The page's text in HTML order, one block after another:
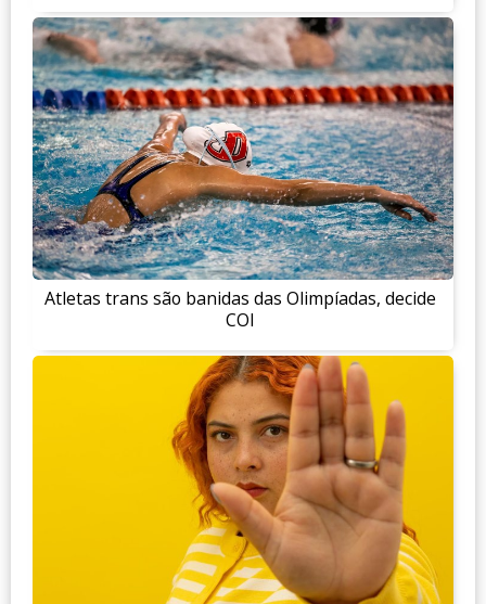
Atletas trans são banidas das Olimpíadas, decide
COI